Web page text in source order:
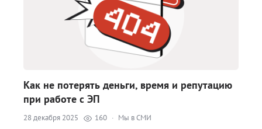
Как не потерять деньги, время и репутацию
при работе с ЭП
28 декабря 2025 160 · Мы в СМИ